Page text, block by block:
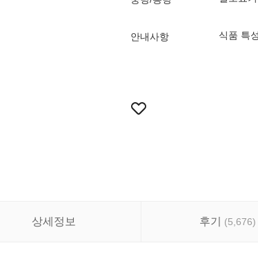
안내사항 식품 특
상세정보 후기 (5,676)